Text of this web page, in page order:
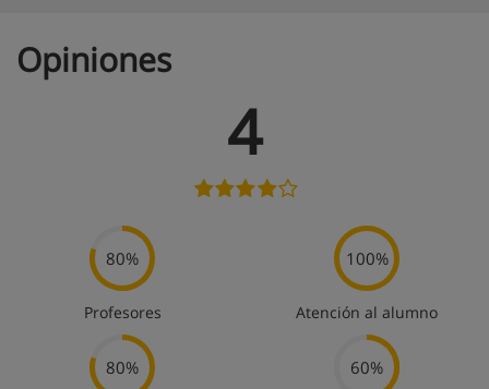
Opiniones
4
80%
Profesores
100%
Atención al alumno
80% 60%